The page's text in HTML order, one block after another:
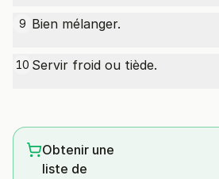
9 Bien mélanger.
10 Servir froid ou tiède.
Obtenir une
liste de